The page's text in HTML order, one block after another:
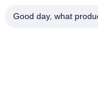
Shenzhen
Good day, what